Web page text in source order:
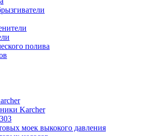
полива
Karcher
моек выкокого давления